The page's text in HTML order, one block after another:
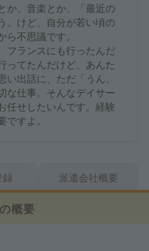
か、音楽とか、「最近の
。けど、自分が若い頃の
不思議です。
フランスにも行ったんだ
ってたんだけど、あんた
出話に、ただ「うん、
な仕事。そんなデイサー
任せしたいんです。経験
すよ。
録 派遣会社概要
概要